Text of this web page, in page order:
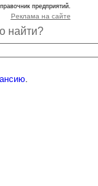
предприятий.
Реклама на сайте
найти?
.